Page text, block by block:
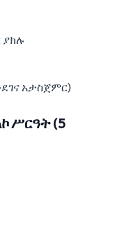
ያክሉ
አታስጀምር)
ሥርዓት (5